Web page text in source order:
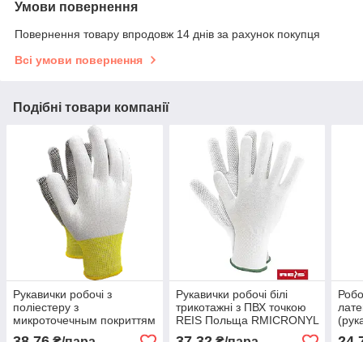
Умови повернення
Повернення товару впродовж 14 днів за рахунок покупця
Всі умови повернення
Подібні товари компанії
Рукавички робочі з
поліестеру з
микроточечным покриттям
Reis Польща RTENA WB
Рукавички робочі білі
трикотажні з ПВХ точкою
REIS Польща RMICRONYL